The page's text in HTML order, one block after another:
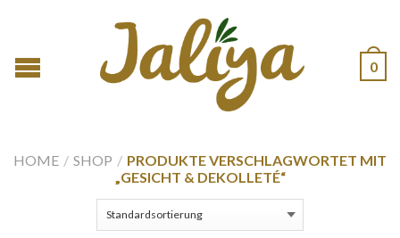
0
HOME / SHOP / PRODUKTE VERSCHLAGWORTET MIT
„GESICHT & DEKOLLETÉ“